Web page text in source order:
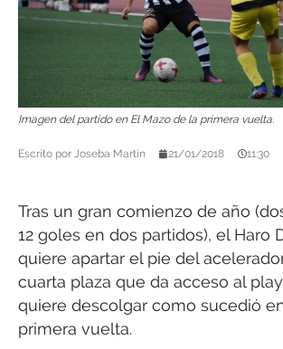
Imagen del partido en El Mazo de la primera vuelta.
Escrito por Joseba Martín 21/01/2018 11:30
Tras un gran comienzo de año
12 goles en dos partidos), el Haro
quiere apartar el pie del
cuarta plaza que da acceso al
quiere descolgar como sucedió
primera vuelta.